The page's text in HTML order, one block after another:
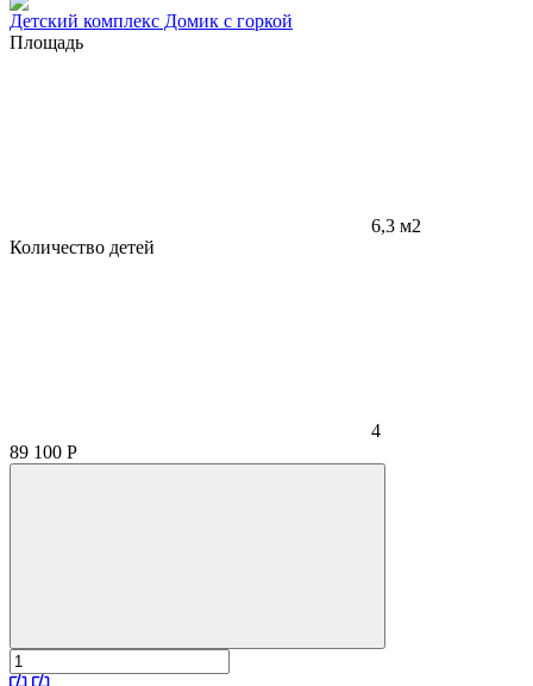
Детский комплекс Домик с горкой
Площадь
6,3 м2
Количество детей
4
89 100 Р